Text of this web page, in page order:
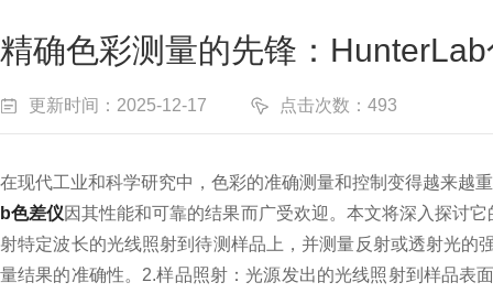
精确色彩测量的先锋：
更新时间：2025-12-17 点击次数：493
在现代工业和科学研究中，色彩的准确测量和控制变得越来越
b色差仪因其性能和可靠的结果而广受欢迎。本文将深入探讨
射特定波长的光线照射到待测样品上，并测量反射或透射光的
量结果的准确性。 2.样品照射：光源发出的光线照射到样品表